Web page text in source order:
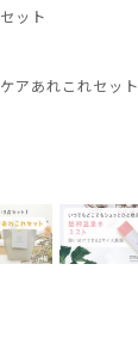
ット
アあれこれセット